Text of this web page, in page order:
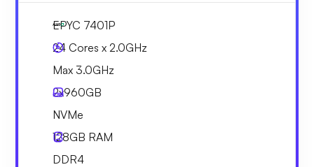
EPYC 7401P
24 Cores x 2.0GHz
Max 3.0GHz
2x960GB
NVMe
128GB RAM
DDR4